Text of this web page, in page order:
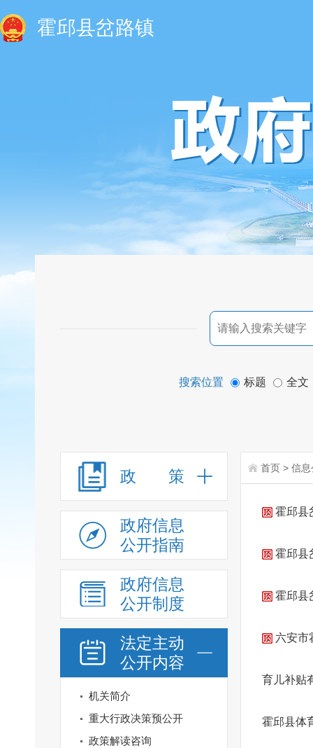
霍邱县岔路镇
搜索位置 标题 全文
政 策
政府信息
公开指南
政府信息
公开制度
法定主动
公开内容
机关简介
重大行政决策预公开
政策解读咨询
首页 > 信息
霍邱县
霍邱县
霍邱县
六安市
育儿补贴
霍邱县体